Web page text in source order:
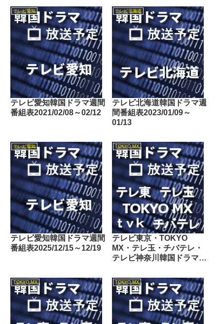
テレビ愛知
テレビ愛知韓国ドラマ週間
番組表2021/02/08～02/12
テレビ北海道
テレビ北海道韓国ドラマ週
間番組表2023/01/09～
01/13
テレビ愛知
テレビ愛知韓国ドラマ週間
番組表2025/12/15～12/19
TOKYO MX
テレビ東京・TOKYO
MX・テレ玉・チバテレ・
テレビ神奈川韓国ドラマ週
04/30
TOKYO MX TOKYO MX